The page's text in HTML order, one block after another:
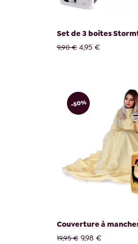
Set de 3 boites
9,90 € 4,95 €
-50%
Couverture à
19,95 € 9,98 €